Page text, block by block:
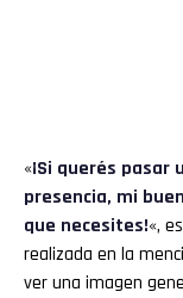
«¡Si querés pasar
presencia, mi
que necesites!«,
realizada en la
ver una imagen